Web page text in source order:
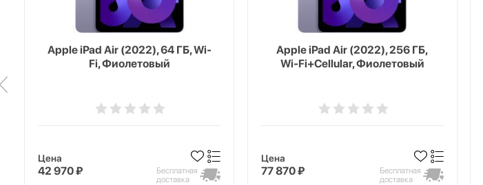
Apple iPad Air (2022), 64 ГБ, Wi-
Fi, Фиолетовый
Цена
42 970 ₽
Бесплатная
доставка
Apple iPad Air (2022), 256 ГБ,
Wi-Fi+Cellular, Фиолетовый
Цена
77 870 ₽
Бесплатная
доставка